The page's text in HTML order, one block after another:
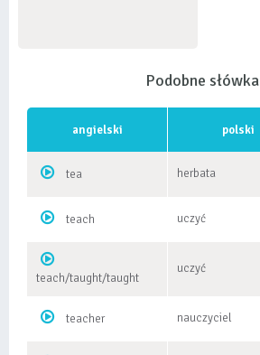
Podobne słówka
angielski polski
tea herbata
teach uczyć
teach/taught/taught
uczyć
teacher nauczyciel